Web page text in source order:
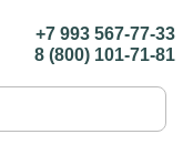
+7 993 567-77-33
8 (800) 101-71-81